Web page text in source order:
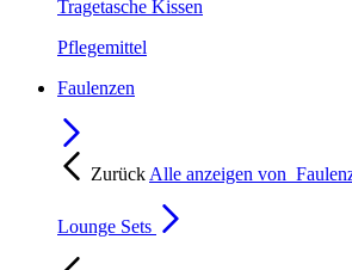
Tragetasche Kissen
Pflegemittel
Faulenzen
Zurück Alle anzeigen von
Lounge Sets